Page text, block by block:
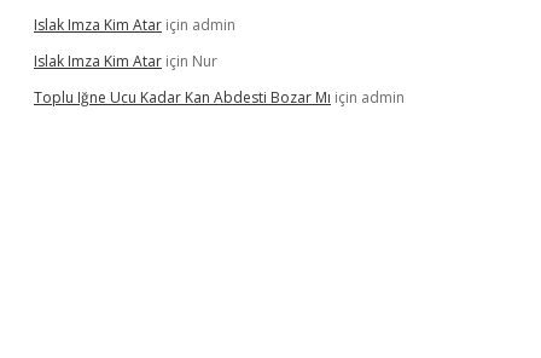
Islak Imza Kim Atar için admin
Islak Imza Kim Atar için Nur
Toplu Iğne Ucu Kadar Kan Abdesti Bozar Mı için admin